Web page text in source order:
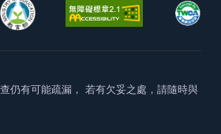
仍有可能疏漏， 若有欠妥之處，請隨時與